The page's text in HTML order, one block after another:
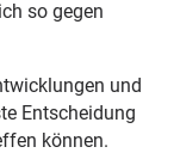
so gegen
und
Entscheidung
können.